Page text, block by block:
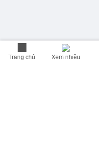
Trang chủ Xem nhiều